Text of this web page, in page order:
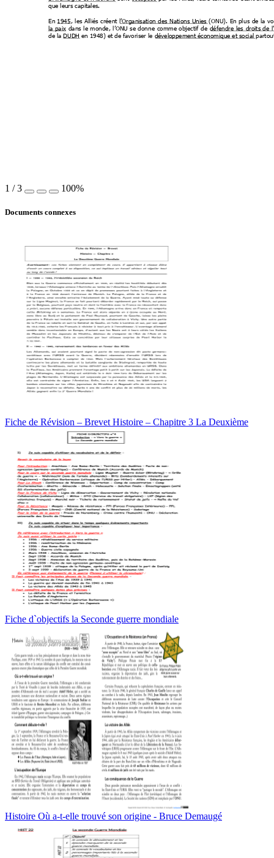
que leurs capitales.
En 1945, les Alliés créent l’Organisation des Nations Unies (ONU). En plus de la
la paix dans le monde, l’ONU se donne comme objectif de défendre les droits de
de la DUDH en 1948) et de favoriser le développement économique et social
1 /3 100%
Documents connexes
Fiche de Révision – Brevet Histoire – Chapitre 3 La Deuxième
Fiche d`objectifs la Seconde guerre mondiale
Histoire Où a-t-elle trouvé son origine - Bruce Demaugé